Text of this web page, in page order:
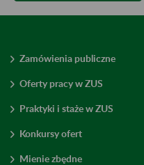
Zamówienia publiczne
Oferty pracy w ZUS
Praktyki i staże w ZUS
Konkursy ofert
Mienie zbędne